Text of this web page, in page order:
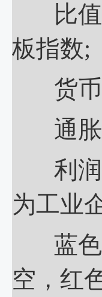
比值
板指数;
货币
通胀
利润
为工业
蓝色
空，红